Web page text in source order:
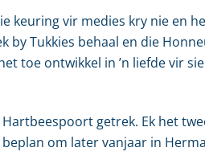
keuring vir medies kry nie en
by Tukkies behaal en die
toe ontwikkel in ’n liefde vir
getrek. Ek het
om later vanjaar in